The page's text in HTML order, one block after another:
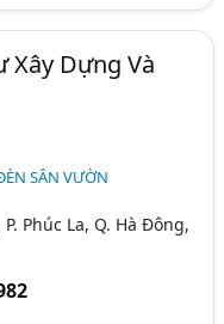
Xây Dựng Và
SÂN VƯỜN
Phúc La, Q. Hà Đông,